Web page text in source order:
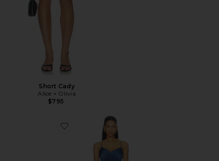
Short Cady
Alice + Olivia
$795
Favorite VESTIDO LARGO GENEVIEVE